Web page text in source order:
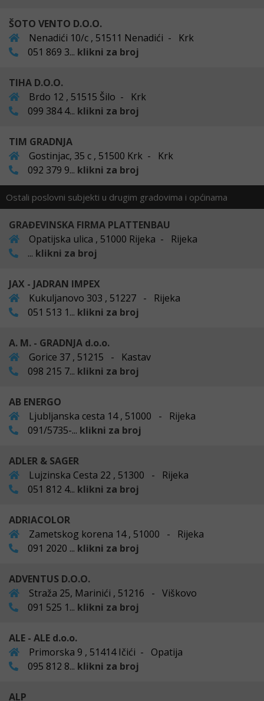
ŠOTO VENTO D.O.O.
Nenadići 10/c , 51511 Nenadići - Krk
051 869 3... klikni za broj
TIHA D.O.O.
Brdo 12 , 51515 Šilo - Krk
099 384 4... klikni za broj
TIM GRADNJA
Gostinjac, 35 c , 51500 Krk - Krk
092 379 9... klikni za broj
Ostali poslovni subjekti u drugim gradovima i općinama
GRAĐEVINSKA FIRMA PLATTENBAU
Opatijska ulica , 51000 Rijeka - Rijeka
... klikni za broj
JAX - JADRAN IMPEX
Kukuljanovo 303 , 51227 - Rijeka
051 513 1... klikni za broj
A. M. - GRADNJA d.o.o.
Gorice 37 , 51215 - Kastav
098 215 7... klikni za broj
AB ENERGO
Ljubljanska cesta 14 , 51000 - Rijeka
091/5735-... klikni za broj
ADLER & SAGER
Lujzinska Cesta 22 , 51300 - Rijeka
051 812 4... klikni za broj
ADRIACOLOR
Zametskog korena 14 , 51000 - Rijeka
091 2020 ... klikni za broj
ADVENTUS D.O.O.
Straža 25, Marinići , 51216 - Viškovo
091 525 1... klikni za broj
ALE - ALE d.o.o.
Primorska 9 , 51414 Ičići - Opatija
095 812 8... klikni za broj
ALP